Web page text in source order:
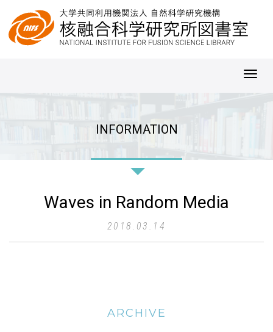
INFORMATION
Waves in Random Media
2018.03.14
ARCHIVE